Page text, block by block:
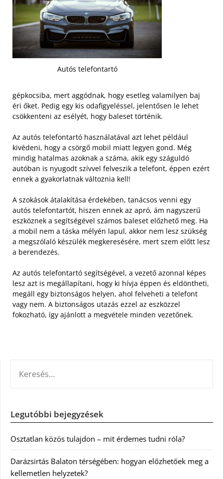
Autós telefontartó
gépkocsiba, mert aggódnak, hogy esetleg valamilyen baj
éri őket. Pedig egy kis odafigyeléssel, jelentősen le lehet
csökkenteni az esélyét, hogy baleset történik.
Az autós telefontartó használatával azt lehet például
kivédeni, hogy a csörgő mobil miatt legyen gond. Még
mindig hatalmas azoknak a száma, akik egy száguldó
autóban is nyugodt szívvel felveszik a telefont, éppen ezért
ennek a gyakorlatnak változnia kell!
A szokások átalakítása érdekében, tanácsos venni egy
autós telefontartót, hiszen ennek az apró, ám nagyszerű
eszköznek a segítségével számos baleset előzhető meg. Ha
a mobil nem a táska mélyén lapul, akkor nem lesz szükség
a megszólaló készülék megkeresésére, mert szem előtt lesz
a berendezés.
Az autós telefontartó segítségével, a vezető azonnal képes
lesz azt is megállapítani, hogy ki hívja éppen és eldöntheti,
megáll egy biztonságos helyen, ahol felveheti a telefont
vagy nem. A biztonságos utazás ezzel az eszközzel
fokozható, így ajánlott a megvétele minden vezetőnek.
Legutóbbi bejegyzések
Osztatlan közös tulajdon – mit érdemes tudni róla?
Darázsirtás Balaton térségében: hogyan előzhetőek meg a
kellemetlen helyzetek?